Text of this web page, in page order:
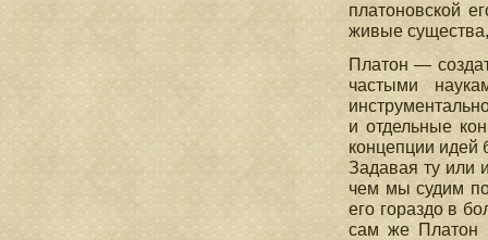
платоновской
живые
Платон —
частыми
и отдельные
концепции идей
Задавая ту или
чем мы судим
его гораздо в
сам же Платон